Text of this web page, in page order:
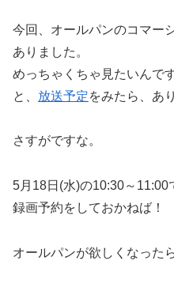
今回、オールパンのコマー
ありました。
めっちゃくちゃ見たいんで
と、 放送予定をみたら、あ
さすがですな。
5月18日(水)の10:30～11:00
録画予約をしておかねば！
オールパンが欲しくなった